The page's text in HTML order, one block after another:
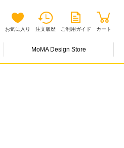
お気に入り 注文履歴 ご利用ガイド カート
MoMA Design Store